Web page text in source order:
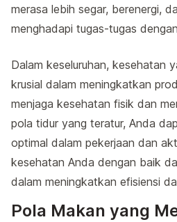
merasa lebih segar, berenergi,
menghadapi tugas-tugas
Dalam keseluruhan, kesehatan
krusial dalam meningkatkan
menjaga kesehatan fisik dan
pola tidur yang teratur, Anda
optimal dalam pekerjaan dan
kesehatan Anda dengan baik
dalam meningkatkan efisiensi
Pola Makan yang